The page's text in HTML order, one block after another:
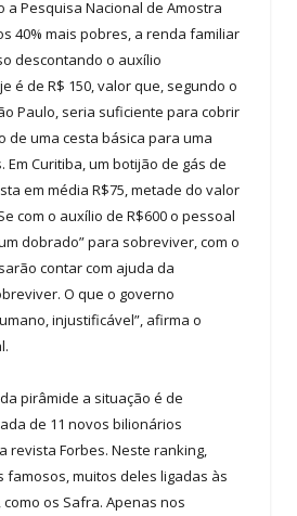
a Pesquisa Nacional de Amostra
40% mais pobres, a renda familiar
descontando o auxílio
é de R$ 150, valor que, segundo o
Paulo, seria suficiente para cobrir
de uma cesta básica para uma
Curitiba, um botijão de gás de
em média R$75, metade do valor
com o auxílio de R$600 o pessoal
dobrado” para sobreviver, com o
contar com ajuda da
O que o governo
injustificável”, afirma o
pirâmide a situação é de
de 11 novos bilionários
revista Forbes. Neste ranking,
muitos deles ligadas às
os Safra. Apenas nos